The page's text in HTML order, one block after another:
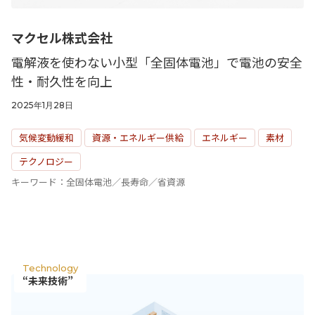
マクセル株式会社
電解液を使わない小型「全固体電池」で電池の安全
性・耐久性を向上
2025年1月28日
気候変動緩和 資源・エネルギー供給 エネルギー
素材
テクノロジー
キーワード：全固体電池／長寿命／省資源
Technology
“未来技術”